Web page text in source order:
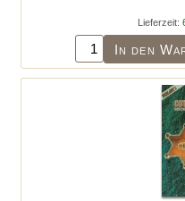
Lieferzeit:
In den